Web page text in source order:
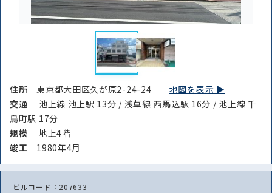
住所東京都大田区久が原2-24-24 地図を表示 ▶︎
交通
池上線 池上駅 13分 / 浅草線 西馬込駅 16分 / 池上線 千
鳥町駅 17分
規模
地上4階
竣⼯ 1980年4月
ビルコード：207633